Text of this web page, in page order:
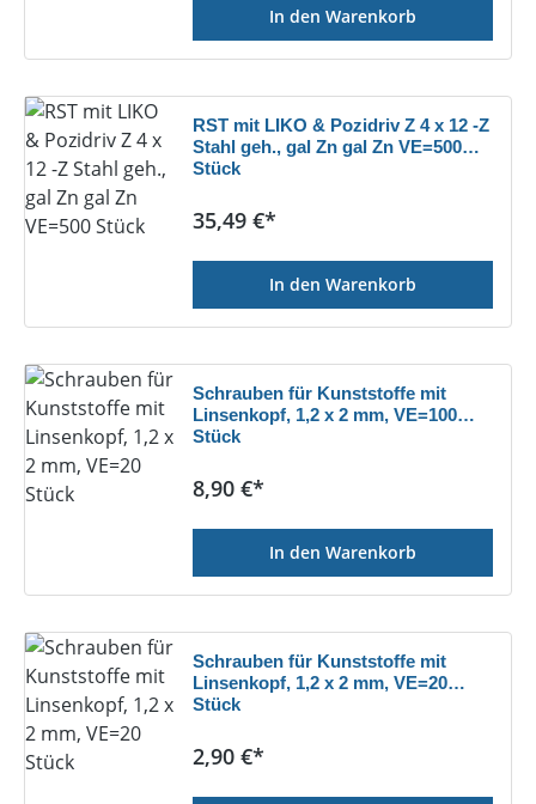
In den Warenkorb
RST mit LIKO & Pozidriv Z 4 x 12 -Z
Stahl geh., gal Zn gal Zn VE=500
Stück
Regulärer Preis:
35,49 €*
In den Warenkorb
Schrauben für Kunststoffe mit
Linsenkopf, 1,2 x 2 mm, VE=100
Stück
Regulärer Preis:
8,90 €*
In den Warenkorb
Schrauben für Kunststoffe mit
Linsenkopf, 1,2 x 2 mm, VE=20
Stück
Regulärer Preis:
2,90 €*